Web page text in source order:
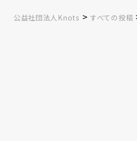
公益社団法人Knots > すべての投稿